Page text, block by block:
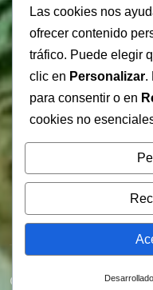
Subscribe our
news
© Biscox 2024 All
Las cookies nos
ofrecer contenido
tráfico. Puede elegir
clic en Personalizar.
para consentir o en
cookies no